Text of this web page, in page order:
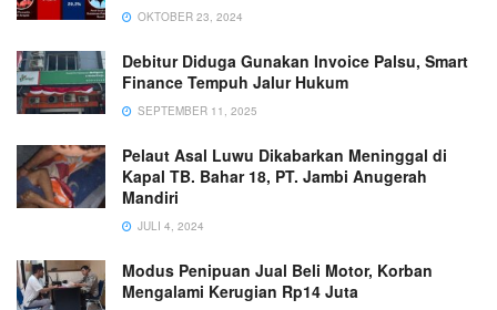
OKTOBER 23, 2024
Debitur Diduga Gunakan Invoice Palsu, Smart
Finance Tempuh Jalur Hukum
SEPTEMBER 11, 2025
Pelaut Asal Luwu Dikabarkan Meninggal di
Kapal TB. Bahar 18, PT. Jambi Anugerah
Mandiri
JULI 4, 2024
Modus Penipuan Jual Beli Motor, Korban
Mengalami Kerugian Rp14 Juta